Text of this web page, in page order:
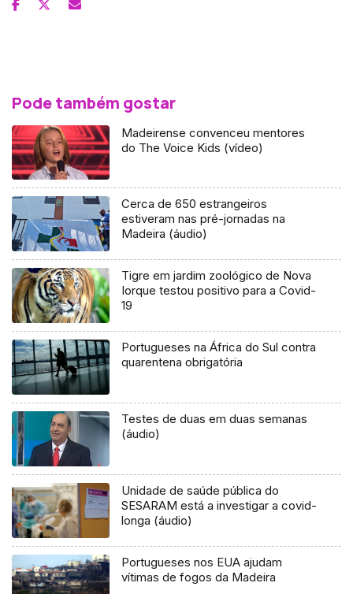
Pode também gostar
Madeirense convenceu mentores
do The Voice Kids (vídeo)
Cerca de 650 estrangeiros
estiveram nas pré-jornadas na
Madeira (áudio)
Tigre em jardim zoológico de Nova
Iorque testou positivo para a Covid-
19
Portugueses na África do Sul contra
quarentena obrigatória
Testes de duas em duas semanas
(áudio)
Unidade de saúde pública do
SESARAM está a investigar a covid-
longa (áudio)
Portugueses nos EUA ajudam
vítimas de fogos da Madeira